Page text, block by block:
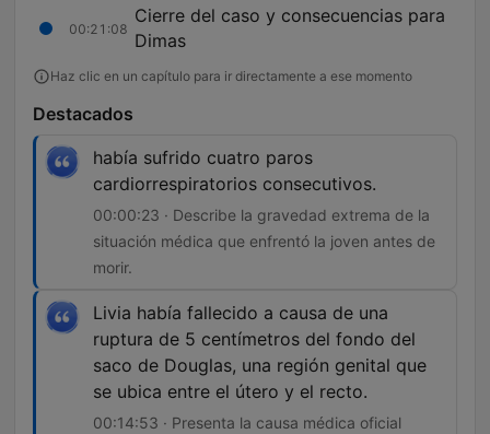
00:21:08
Cierre del caso y consecuencias para
Dimas
Haz clic en un capítulo para ir directamente a ese momento
Destacados
había sufrido cuatro paros
cardiorrespiratorios consecutivos.
00:00:23 · Describe la gravedad extrema de la
situación médica que enfrentó la joven antes de
morir.
Livia había fallecido a causa de una
ruptura de 5 centímetros del fondo del
saco de Douglas, una región genital que
se ubica entre el útero y el recto.
00:14:53 · Presenta la causa médica oficial